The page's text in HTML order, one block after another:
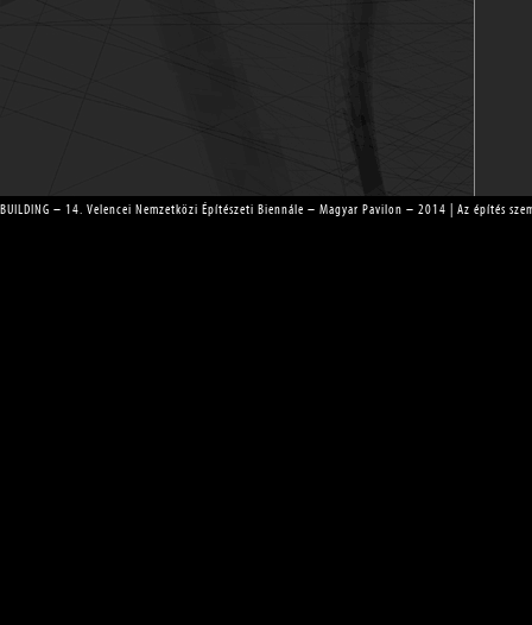
BUILDING – 14. Velencei Nemzetközi Építészeti Biennále – Magyar Pavilon – 2014 | Az építés